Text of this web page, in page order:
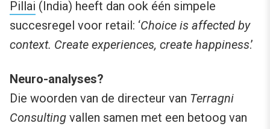
Pillai (India) heeft dan ook één simpele
succesregel voor retail: ‘Choice is affected by
context. Create experiences, create happiness.’
Neuro-analyses?
Die woorden van de directeur van Terragni
Consulting vallen samen met een betoog van